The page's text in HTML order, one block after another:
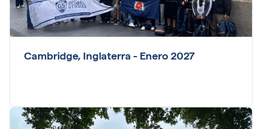
Cambridge, Inglaterra - Enero 2027